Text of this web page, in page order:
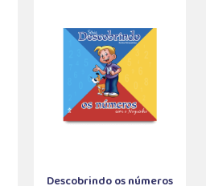
Descobrindo os números